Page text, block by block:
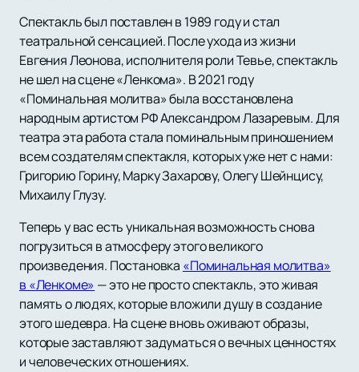
Спектакль был поставлен в 1989 году и стал
театральной сенсацией. После ухода из жизни
Евгения Леонова, исполнителя роли Тевье, спектакль
не шел на сцене «Ленкома». В 2021 году
«Поминальная молитва» была восстановлена
народным артистом РФ Александром Лазаревым. Для
театра эта работа стала поминальным приношением
всем создателям спектакля, которых уже нет с нами:
Григорию Горину, Марку Захарову, Олегу Шейнцису,
Михаилу Глузу.
Теперь у вас есть уникальная возможность снова
погрузиться в атмосферу этого великого
произведения. Постановка «Поминальная молитва»
в «Ленкоме» — это не просто спектакль, это живая
память о людях, которые вложили душу в создание
этого шедевра. На сцене вновь оживают образы,
которые заставляют задуматься о вечных ценностях
и человеческих отношениях.